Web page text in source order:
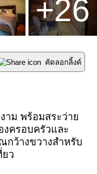
+26
คัดลอกลิ้งค์
าม พร้อมสระว่าย
ครอบครัวและ
กว้างขวางสำหรับ
ว